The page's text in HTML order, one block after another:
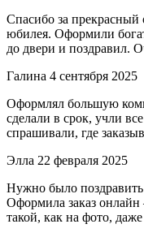
Спасибо за прекрасный
юбилея. Оформили
до двери и поздравил.
Галина 4 сентября 2025
Оформлял большую
сделали в срок, учли
спрашивали, где
Элла 22 февраля 2025
Нужно было поздравить
Оформила заказ
такой, как на фото,